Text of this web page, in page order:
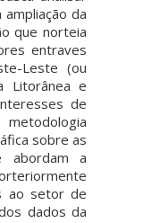
da
que norteia
entraves
Leste (ou
Litorânea e
de
sobre as
a
ao setor de
dados da